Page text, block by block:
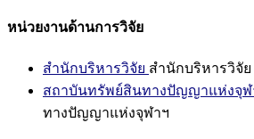
หน่วยงานด้านการวิจัย
สำนักบริหารวิจัย สำนักบริหารวิจัย
สถาบันทรัพย์สินทางปัญญาแห่งจุฬ
ทางปัญญาแห่งจุฬาฯ